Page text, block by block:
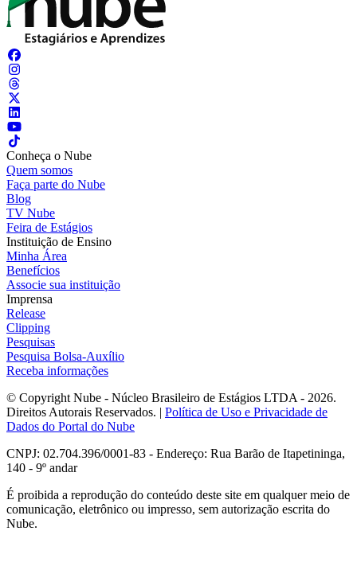
Conheça o Nube
Quem somos
Faça parte do Nube
Blog
TV Nube
Feira de Estágios
Instituição de Ensino
Minha Área
Benefícios
Associe sua instituição
Imprensa
Release
Clipping
Pesquisas
Pesquisa Bolsa-Auxílio
Receba informações
© Copyright Nube - Núcleo Brasileiro de Estágios LTDA - 2026.
Direitos Autorais Reservados. | Política de Uso e Privacidade de
Dados do Portal do Nube
CNPJ: 02.704.396/0001-83 - Endereço: Rua Barão de Itapetininga,
140 - 9º andar
É proibida a reprodução do conteúdo deste site em qualquer meio de
comunicação, eletrônico ou impresso, sem autorização escrita do
Nube.